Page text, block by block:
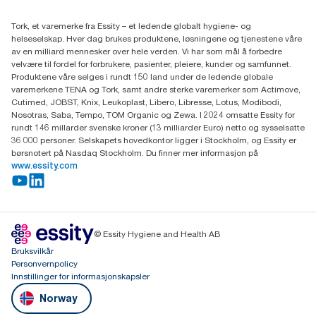
Fredrik Selmers vei 6
0603 OSLO
Tork, et varemerke fra Essity – et ledende globalt hygiene- og
helseselskap. Hver dag brukes produktene, løsningene og tjenestene våre
av en milliard mennesker over hele verden. Vi har som mål å forbedre
velvære til fordel for forbrukere, pasienter, pleiere, kunder og samfunnet.
Produktene våre selges i rundt 150 land under de ledende globale
varemerkene TENA og Tork, samt andre sterke varemerker som Actimove,
Cutimed, JOBST, Knix, Leukoplast, Libero, Libresse, Lotus, Modibodi,
Nosotras, Saba, Tempo, TOM Organic og Zewa. I 2024 omsatte Essity for
rundt 146 millarder svenske kroner (13 milliarder Euro) netto og sysselsatte
36 000 personer. Selskapets hovedkontor ligger i Stockholm, og Essity er
børsnotert på Nasdaq Stockholm. Du finner mer informasjon på
www.essity.com
© Essity Hygiene and Health AB
Bruksvilkår
Personvernpolicy
Innstillinger for informasjonskapsler
Norway